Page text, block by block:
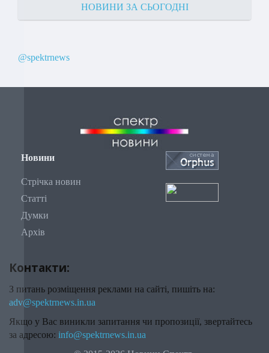
НОВИНИ ЗА СЬОГОДНІ
@spektrnews
Новини
Стрічка новин
Статті
Думки
Архів
Контакти:
З питань розміщення реклами на сайті, пишіть на:
adv@spektrnews.in.ua
Якщо у Вас виникли запитання чи пропозиції, звертайтесь
за адресою: info@spektrnews.in.ua